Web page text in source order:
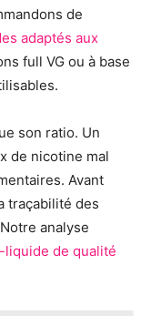
de
adaptés aux
full VG ou à base
son ratio. Un
de nicotine mal
Avant
traçabilité des
analyse
de qualité